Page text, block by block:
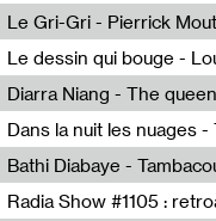
Pierrick Mouton
Le Gri-Gri - Pierrick
Pierrick Mouton
Le dessin qui bouge -
Louise Guégan
Diarra Niang - The
Pierrick Mouton,Diarra
Théo Robine-
Pierrick Mouton,Bathi
Radia Show #1105 :